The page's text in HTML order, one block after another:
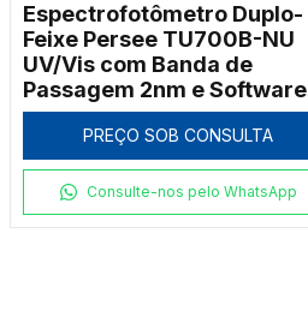
Espectrofotômetro Duplo-
Feixe Persee TU700B-NU
UV/Vis com Banda de
Passagem 2nm e Software
UVWin (190 a 1100nm)
PREÇO SOB CONSULTA
Consulte-nos pelo WhatsApp